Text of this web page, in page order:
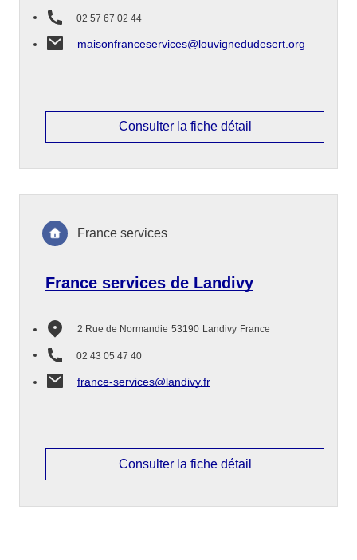
02 57 67 02 44
maisonfranceservices@louvignedudesert.org
Consulter la fiche détail
France services de Landivy
2 Rue de Normandie 53190 Landivy France
02 43 05 47 40
france-services@landivy.fr
France services
Consulter la fiche détail